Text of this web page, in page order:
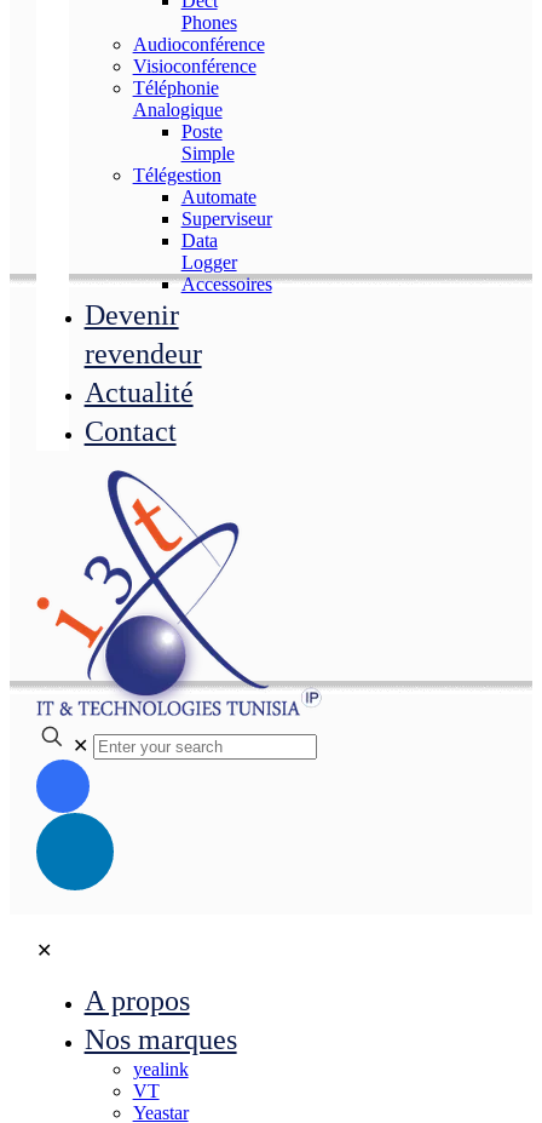
Phones
Audioconférence
Visioconférence
Téléphonie
Analogique
Poste
Simple
Télégestion
Automate
Superviseur
Data
Logger
Accessoires
Devenir
revendeur
Actualité
Contact
✕
✕
A propos
Nos marques
yealink
VT
Yeastar